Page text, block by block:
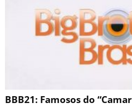
BBB21: Famosos do